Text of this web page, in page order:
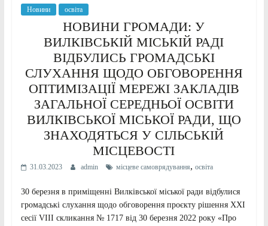
Новини освіта
НОВИНИ ГРОМАДИ: У
ВИЛКІВСЬКІЙ МІСЬКІЙ РАДІ
ВІДБУЛИСЬ ГРОМАДСЬКІ
СЛУХАННЯ ЩОДО ОБГОВОРЕННЯ
ОПТИМІЗАЦІЇ МЕРЕЖІ ЗАКЛАДІВ
ЗАГАЛЬНОЇ СЕРЕДНЬОЇ ОСВІТИ
ВИЛКІВСЬКОЇ МІСЬКОЇ РАДИ, ЩО
ЗНАХОДЯТЬСЯ У СІЛЬСЬКІЙ
МІСЦЕВОСТІ
31.03.2023 admin місцеве самоврядування, освіта
30 березня в приміщенні Вилківської міської ради відбулися
громадські слухання щодо обговорення проєкту рішення XXI
сесії VIII скликання № 1717 від 30 березня 2022 року «Про